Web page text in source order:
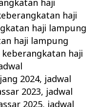
haji
haji
haji lampung
haji lampung
keberangkatan haji
2024, jadwal
2023, jadwal